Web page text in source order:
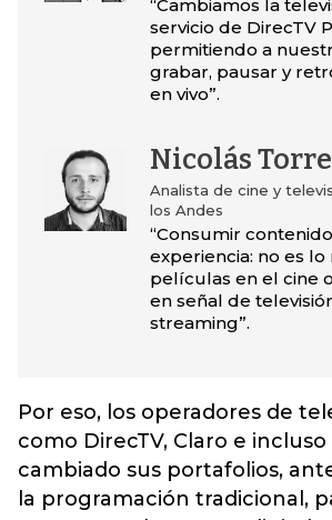
“Cambiamos la
servicio de DirecTV
permitiendo a
grabar, pausar y
en vivo”.
Nicolás
Analista de cine y
los Andes
“Consumir
experiencia: no es lo
películas en el cine
en señal de
streaming”.
Por eso, los operadores de
como DirecTV, Claro e
cambiado sus portafolios,
la programación tradicional,